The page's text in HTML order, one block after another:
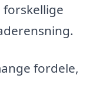
fordele,